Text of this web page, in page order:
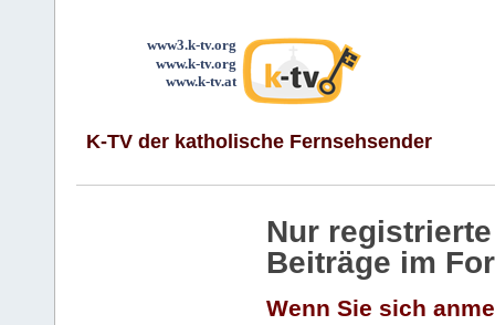
www3.k-tv.org
www.k-tv.org
www.k-tv.at
K-TV der katholische Fernsehsender
Nur
Beiträge im
Wenn Sie sich